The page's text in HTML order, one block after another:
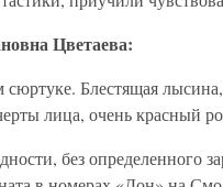
Цветаева:
сюртуке. Блестящая
лица, очень красный
без определенного